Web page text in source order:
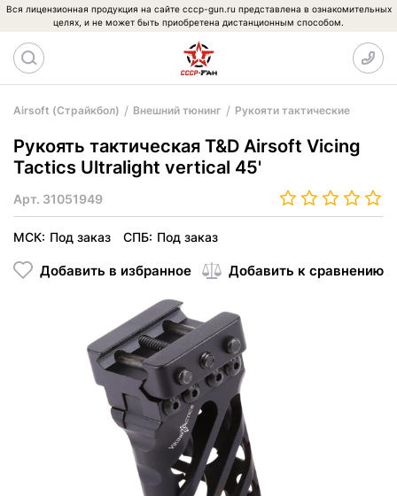
Вся лицензионная продукция на сайте cccp-gun.ru представлена в ознакомительных
целях, и не может быть приобретена дистанционным способом.
Airsoft (Страйкбол) Внешний тюнинг Рукояти тактические
Рукоять тактическая T&D Airsoft Vicing
Tactics Ultralight vertical 45'
Арт. 31051949
МСК: Под заказ СПБ: Под заказ
Добавить в избранное Добавить к сравнению